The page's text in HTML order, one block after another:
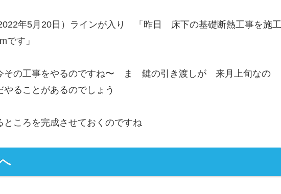
年5月20日）ラインが入り 「昨日 床下の基礎断熱工事を施工
す」
の工事をやるのですね〜 ま 鍵の引き渡しが 来月上旬なの
ることがあるのでしょう
ころを完成させておくのですね